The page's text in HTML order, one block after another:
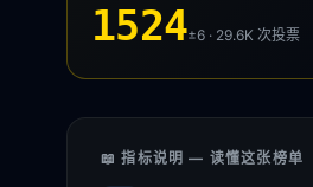
1524±6 · 29.6K次投票
📖 指标说明 — 读懂这张榜单